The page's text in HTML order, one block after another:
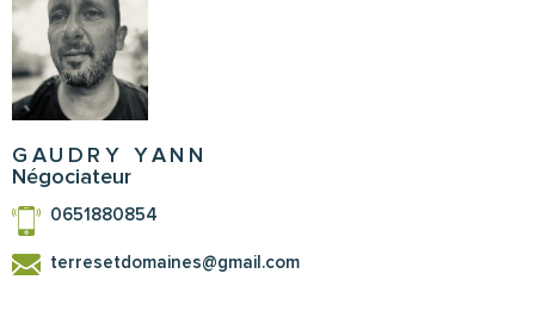
GAUDRY YANN
Négociateur
0651880854
terresetdomaines@gmail.com